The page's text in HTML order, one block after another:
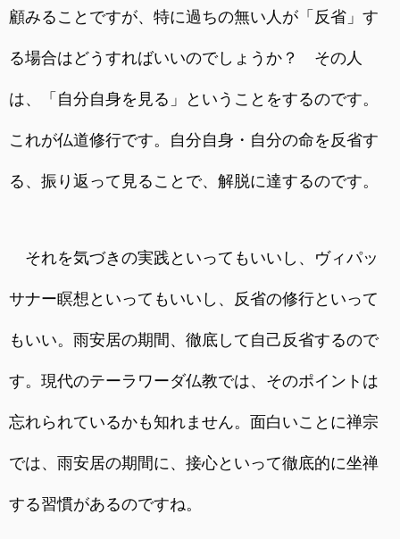
顧みることですが、特に過ちの無い人が「反省」す
る場合はどうすればいいのでしょうか？ その人
は、「自分自身を見る」ということをするのです。
これが仏道修行です。自分自身・自分の命を反省す
る、振り返って見ることで、解脱に達するのです。
それを気づきの実践といってもいいし、ヴィパッ
サナー瞑想といってもいいし、反省の修行といって
もいい。雨安居の期間、徹底して自己反省するので
す。現代のテーラワーダ仏教では、そのポイントは
忘れられているかも知れません。面白いことに禅宗
では、雨安居の期間に、接心といって徹底的に坐禅
する習慣があるのですね。